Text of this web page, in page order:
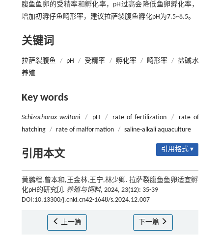
腹鱼鱼卵的受精率和孵化率，pH过高会降低鱼卵孵化率，
增加初孵仔鱼畸形率，建议拉萨裂腹鱼孵化pH为7.5~8.5。
关键词
拉萨裂腹鱼 / pH / 受精率 / 孵化率 / 畸形率 / 盐碱水
养殖
Key words
Schizothorax waltoni / pH / rate of fertilization /
rate of
hatching / rate of malformation / saline-alkali aquaculture
引用本文 引用格式 ▾
黄鹏程,曾本和,王金林,王宁,林少卿. 拉萨裂腹鱼鱼卵适宜孵
化pH的研究[J]. 养殖与饲料, 2024, 23(12): 35-39
DOI:10.13300/j.cnki.cn42-1648/s.2024.12.007
上一篇 下一篇